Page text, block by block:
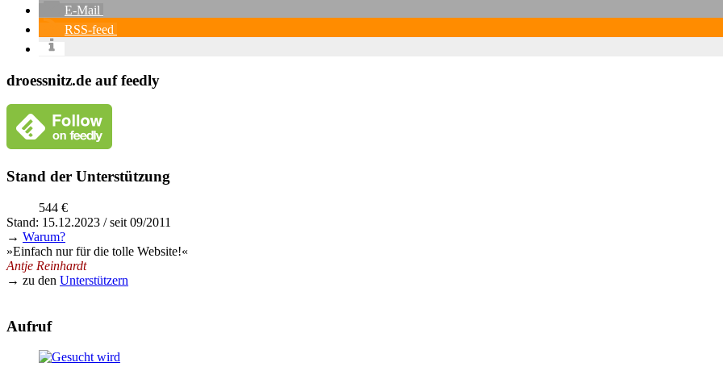
E-Mail
RSS-feed
droessnitz.de auf feedly
Stand der Unterstützung
544 €
Stand: 15.12.2023 / seit 09/2011
→ Warum?
»Einfach nur für die tolle Website!«
Antje Reinhardt
→ zu den Unterstützern
Aufruf